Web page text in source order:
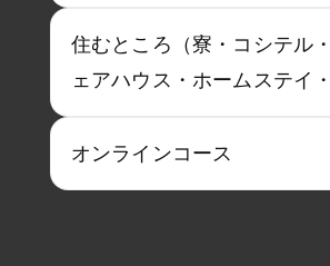
住むところ（寮・コシテル
ェアハウス・ホームステイ
オンラインコース